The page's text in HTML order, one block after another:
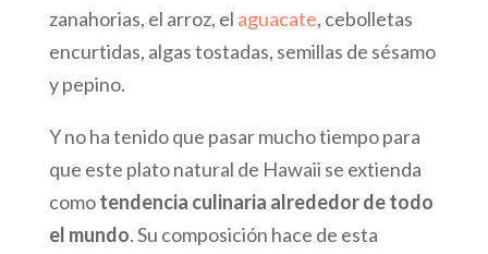
zanahorias, el arroz, el aguacate, cebolletas
encurtidas, algas tostadas, semillas de sésamo
y pepino.
Y no ha tenido que pasar mucho tiempo para
que este plato natural de Hawaii se extienda
comotendencia culinaria alrededor de todo
el mundo. Su composición hace de esta